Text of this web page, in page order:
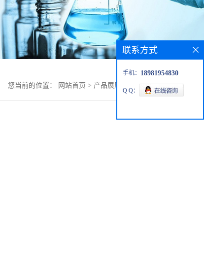
您当前的位置： 网站首页 > 产品展厅 甘松新酮二醇
联系方式
手机： 18981954830
Q Q：